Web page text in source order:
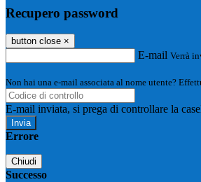
Recupero password
button close ×
E-mail Verrà
Non hai una e-mail associata al nome utente?
E-mail inviata, si prega di controllare la
Errore
Chiudi
Successo